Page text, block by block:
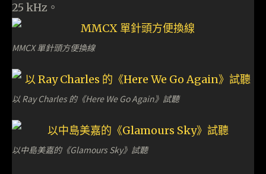
25 kHz。
MMCX 單針頭方便換線
以 Ray Charles 的《Here We Go Again》試聽
以中島美嘉的《Glamours Sky》試聽